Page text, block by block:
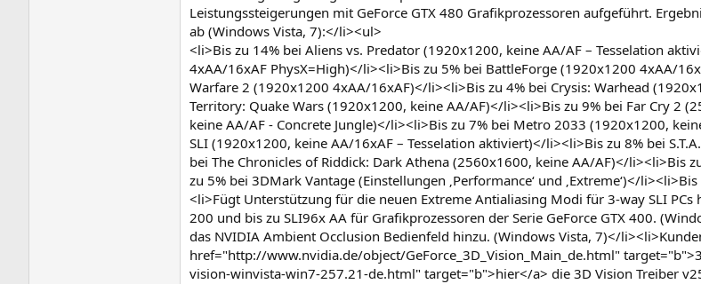
Leistungssteigerungen mit GeForce GTX 480 Grafikprozessoren aufgeführt.
ab (Windows Vista, 7):</li><ul>
<li>Bis zu 14% bei Aliens vs. Predator (1920x1200, keine AA/AF – Tesselation
4xAA/16xAF PhysX=High)</li><li>Bis zu 5% bei BattleForge (1920x1200 4xAA/
Warfare 2 (1920x1200 4xAA/16xAF)</li><li>Bis zu 4% bei Crysis: Warhead
Territory: Quake Wars (1920x1200, keine AA/AF)</li><li>Bis zu 9% bei Far Cry 2
keine AA/AF - Concrete Jungle)</li><li>Bis zu 7% bei Metro 2033 (1920x1200,
SLI (1920x1200, keine AA/16xAF – Tesselation aktiviert)</li><li>Bis zu 8% bei
bei The Chronicles of Riddick: Dark Athena (2560x1600, keine AA/AF)</li><li>Bis
zu 5% bei 3DMark Vantage (Einstellungen ‚Performance‘ und ‚Extreme‘)</
<li>Fügt Unterstützung für die neuen Extreme Antialiasing Modi für 3-way SLI
200 und bis zu SLI96x AA für Grafikprozessoren der Serie GeForce GTX 400.
das NVIDIA Ambient Occlusion Bedienfeld hinzu. (Windows Vista, 7)</
href="http://www.nvidia.de/object/GeForce_3D_Vision_Main_de.html"
vision-winvista-win7-257.21-de.html" target="b">hier</a> die 3D Vision Treiber